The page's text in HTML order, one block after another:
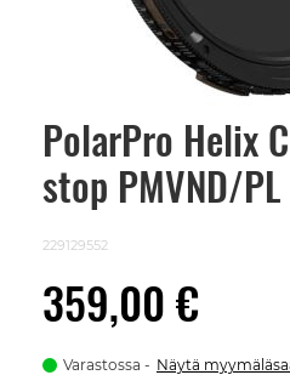
PolarPro Helix
stop PMVND/
229129552
359,00 €
Varastossa Näytä
Skip
beginning
images